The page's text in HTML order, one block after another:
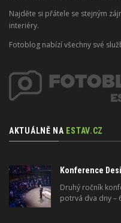
Najděte si přátele se stejným
interiéry.
Fotoblog nabízí všechny své
AKTUÁLNĚ NA ESTAV.CZ
Druhý ročník
potrvá dva dny –